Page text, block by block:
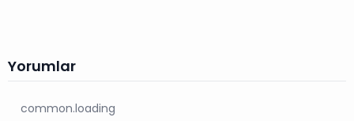
Yorumlar
common.loading